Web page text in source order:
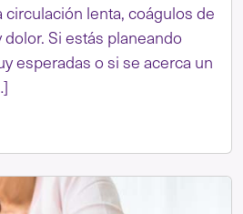
circulación lenta, coágulos de
Si estás planeando
esperadas o si se acerca un